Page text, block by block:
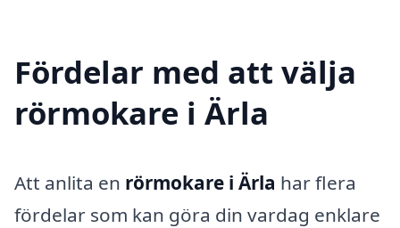
Fördelar med att välja
rörmokare i Ärla
Att anlita en rörmokare i Ärla har flera
fördelar som kan göra din vardag enklare